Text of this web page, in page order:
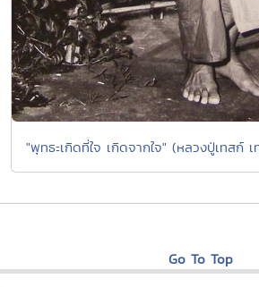
"พุทธะเกิดที่ใจ เกิดจากใจ" (หลวงปู่เทสก์ เ
Go To Top